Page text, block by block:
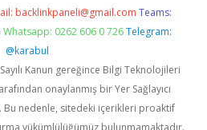
backlinkpaneli@gmail.com Teams:
Whatsapp: 0262 606 0 726 Telegram:
@karabul
Kanun gereğince Bilgi Teknolojileri
onaylanmış bir Yer Sağlayıcı
nedenle, sitedeki içerikleri proaktif
yükümlülüğümüz bulunmamaktadır.